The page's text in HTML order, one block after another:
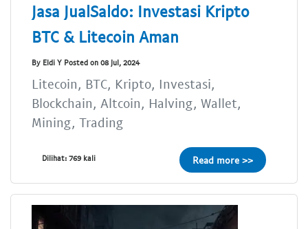
Jasa JualSaldo: Investasi Kripto
BTC & Litecoin Aman
By Eldi Y Posted on 08 Jul, 2024
Litecoin, BTC, Kripto, Investasi,
Blockchain, Altcoin, Halving, Wallet,
Mining, Trading
Dilihat: 769 kali Read more >>